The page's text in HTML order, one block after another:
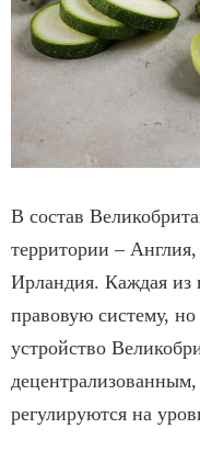
В состав
территории –
Ирландия. Каждая из
правовую систему,
устройство
регулируются на